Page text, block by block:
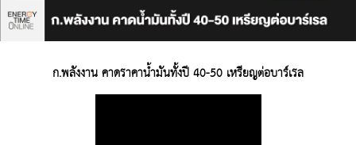
ก.พลังงาน คาดราคาน้ำมันทั้งปี 40-50 เหรียญต่อบาร์เรล